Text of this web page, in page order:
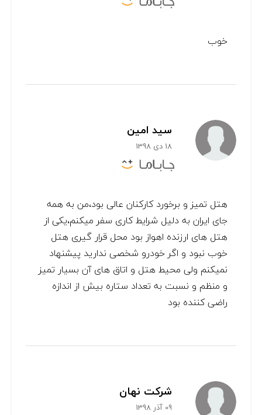
خوب
سید امین
18 دی 1398
هتل تمیز و برخورد کارکنان عالی بود،من به همه
جای ایران به دلیل شرایط کاری سفر میکنم،یکی از
هتل های ارزنده اهواز بود محل قرار گیری هتل
خوب نبود و اگر خودرو شخصی ندارید پیشنهاد
نمیکنم ولی محیط هتل و اتاق های آن بسیار تمیز
و منظم و نسبت به تعداد ستاره بیش از اندازه
راضی کننده بود
شرکت نهان
09 آذر 1398